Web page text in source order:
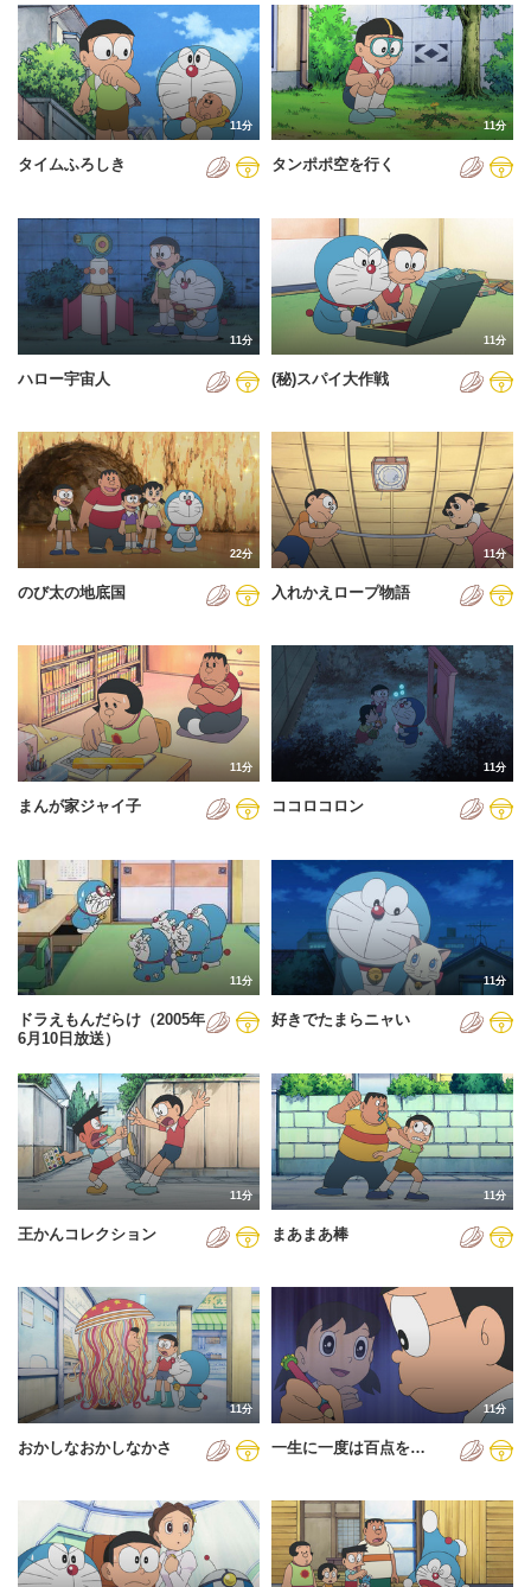
2024年
2025年
2026年
11分
タイムふろしき
11分
タンポポ空を行く
11分
ハロー宇宙人
11分
(秘)スパイ大作戦
22分
のび太の地底国
11分
入れかえロープ物語
11分
まんが家ジャイ子
11分
ココロコロン
11分
ドラえもんだらけ（2005年
6月10日放送）
11分
好きでたまらニャい
11分
王かんコレクション
11分
まあまあ棒
11分
おかしなおかしなかさ
11分
一生に一度は百点を…